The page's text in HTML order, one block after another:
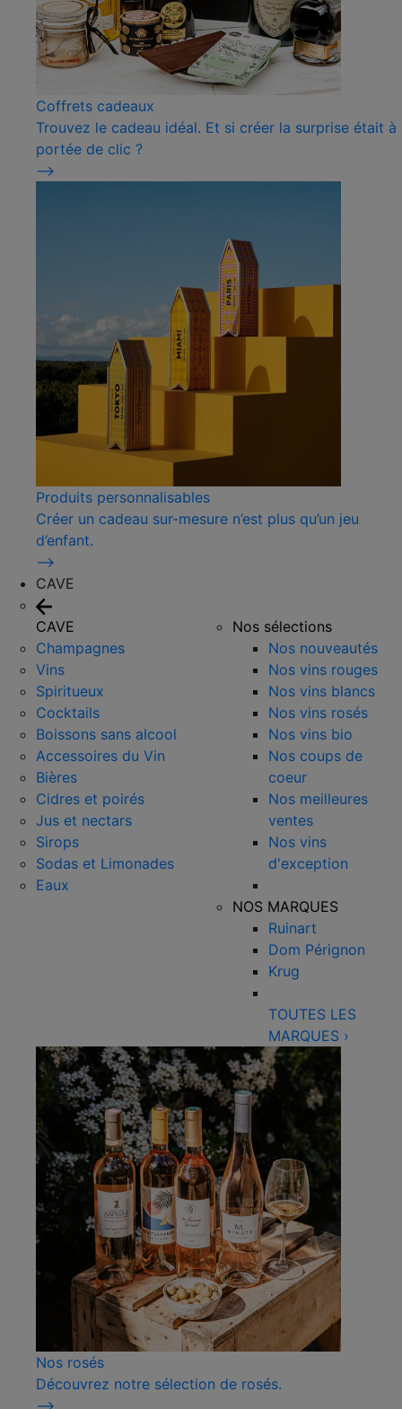
Coffrets cadeaux
Trouvez le cadeau idéal. Et si créer la surprise était à
portée de clic ?
⟶
Produits personnalisables
Créer un cadeau sur-mesure n’est plus qu’un jeu
d’enfant.
⟶
CAVE
CAVE
Champagnes
Vins
Spiritueux
Cocktails
Boissons sans alcool
Accessoires du Vin
Bières
Cidres et poirés
Jus et nectars
Sirops
Sodas et Limonades
Eaux
Nos sélections
Nos nouveautés
Nos vins rouges
Nos vins blancs
Nos vins rosés
Nos vins bio
Nos coups de
coeur
Nos meilleures
ventes
Nos vins
d'exception
NOS MARQUES
Ruinart
Dom Pérignon
Krug
TOUTES LES
MARQUES ›
Nos rosés
Découvrez notre sélection de rosés.
⟶